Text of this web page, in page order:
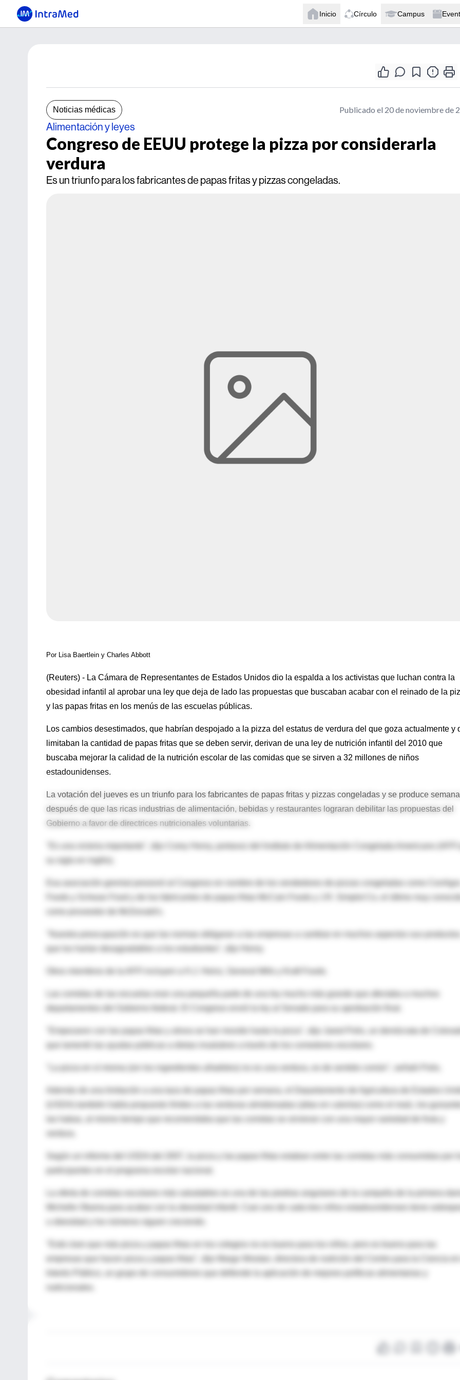
Inicio Círculo Campus
Noticias médicas Publicado el 20 de noviembre de
Alimentación y leyes
Congreso de EEUU protege la pizza por considerarla
verdura
Es un triunfo para los fabricantes de papas fritas y pizzas congeladas.
Por Lisa Baertlein y Charles Abbott
(Reuters) - La Cámara de Representantes de Estados Unidos dio la espalda a los activistas que luchan contra la
obesidad infantil al aprobar una ley que deja de lado las propuestas que buscaban acabar con el reinado de la
y las papas fritas en los menús de las escuelas públicas.
Los cambios desestimados, que habrían despojado a la pizza del estatus de verdura del que goza actualmente y
limitaban la cantidad de papas fritas que se deben servir, derivan de una ley de nutrición infantil del 2010 que
buscaba mejorar la calidad de la nutrición escolar de las comidas que se sirven a 32 millones de niños
estadounidenses.
La votación del jueves es un triunfo para los fabricantes de papas fritas y pizzas congeladas y se produce
después de que las ricas industrias de alimentación, bebidas y restaurantes lograran debilitar las propuestas del
Gobierno a favor de directrices nutricionales voluntarias.
"Es una victoria importante", dijo Corey Henry, portavoz del Instituto de Alimentación Congelada Americano (AFFI
su sigla en inglés).
Esa asociación gremial presionó al Congreso en nombre de los vendedores de pizzas congeladas como ConAgra
Foods y Schwan Food y de los fabricantes de papas fritas McCain Foods y J.R. Simplot Co, el último muy conocido
"Nuestra preocupación es que las normas obligaran a las empresas a cambiar en muchos aspectos sus productos,
que los harían desagradables a los estudiantes", dijo Henry.
Las comidas de las escuelas eran una pequeña parte de una ley mucho más grande que afectaba a muchos
departamentos del Gobierno federal. El Congreso envió la ley al Senado para su aprobación final.
"Empezaron con las papas fritas y ahora se han movido hasta la pizza", dijo Jared Polis, un demócrata de
"La pizza en sí misma (sin los ingredientes añadidos) no es una verdura, es de sentido común", señaló Polis.
Además de una limitación a una taza de papas fritas por semana, el Departamento de Agricultura de Estados
(USDA) también había propuesto límites a las verduras almidonadas (altas en calorías) como el maíz, los
las habas, al mismo tiempo que recomendaba que las comidas se sirvieran con una mayor variedad de fruta y
Según un informe del USDA del 2007, la pizza y las papas fritas estaban entre las comidas más consumidas por
participantes en el programa escolar nacional.
La oferta de comidas escolares más saludables es una de las piedras angulares de la campaña de la primera
u obesidad y los números siguen creciendo.
"Está claro que más pizza y papas fritas en los colegios no es bueno para los niños, pero es bueno para las
empresas que hacen pizza y papas fritas", dijo Margo Wootan, directora de nutrición del Centro para la Ciencia en
Interés Público, un grupo de consumidores que defiende la aplicación de mejores políticas alimentarias y